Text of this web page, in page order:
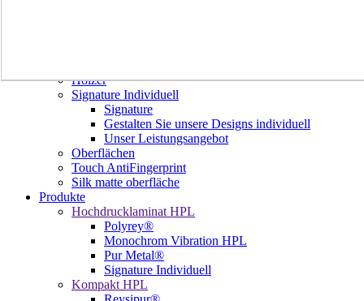
Hölzer
Signature Individuell
Signature
Gestalten Sie unsere Designs individuell
Unser Leistungsangebot
Oberflächen
Touch AntiFingerprint
Silk matte oberfläche
Produkte
Hochdrucklaminat HPL
Polyrey®
Monochrom Vibration HPL
Pur Metal®
Signature Individuell
Kompakt HPL